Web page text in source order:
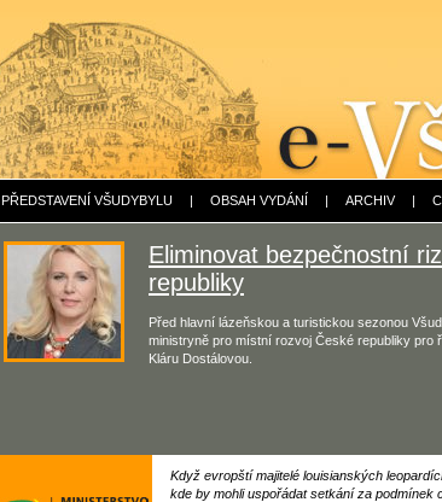
PŘEDSTAVENÍ VŠUDYBYLU | OBSAH VYDÁNÍ | ARCHIV |
Eliminovat bezpečnostní
republiky
Před hlavní lázeňskou a turistickou sezonou
ministryně pro místní rozvoj České republiky pro
Kláru Dostálovou.
Když evropští majitelé louisianských
kde by mohli uspořádat setkání za podmínek